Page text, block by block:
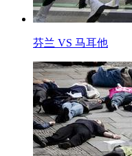
芬兰 VS 马耳他